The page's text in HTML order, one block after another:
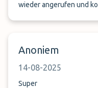
wieder angerufen und
Anoniem
14-08-2025
Super